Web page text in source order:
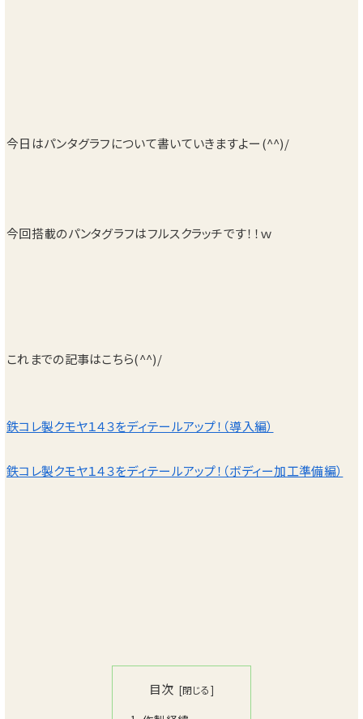
今日はパンタグラフについて書いていきますよー(^^)/
今回搭載のパンタグラフはフルスクラッチです！！ｗ
これまでの記事はこちら(^^)/
鉄コレ製クモヤ１４３をディテールアップ！（導入編）
鉄コレ製クモヤ１４３をディテールアップ！（ボディー加工準備編）
目次